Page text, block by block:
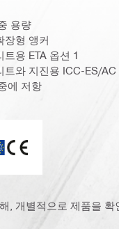
용량
장형 앵커
용 ETA 옵션 1
트와 지진용 ICC-ES/AC
에 저항
인 리더십(Leadership
, 개별적으로 제품을 확